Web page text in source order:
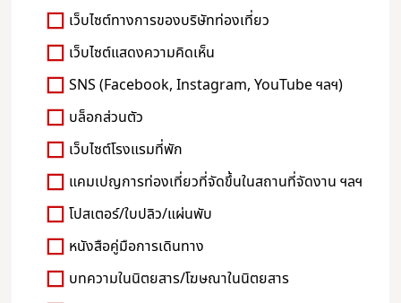
เว็บไซต์ทางการของบริษัทท่องเที่ยว
เว็บไซต์แสดงความคิดเห็น
SNS (Facebook, Instagram, YouTube ฯลฯ)
บล็อกส่วนตัว
เว็บไซต์โรงแรมที่พัก
แคมเปญการท่องเที่ยวที่จัดขึ้นในสถานที่จัดงาน ฯลฯ
โปสเตอร์/ใบปลิว/แผ่นพับ
หนังสือคู่มือการเดินทาง
บทความในนิตยสาร/โฆษณาในนิตยสาร